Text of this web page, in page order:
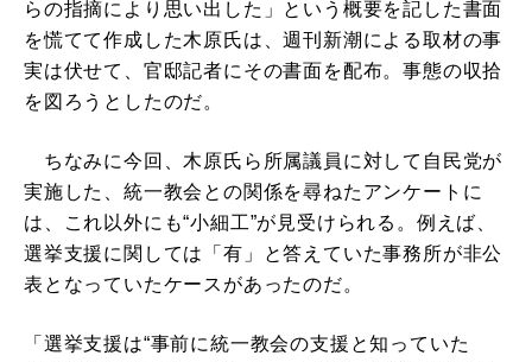
らの指摘により思い出した」という概要を記した書面
を慌てて作成した木原氏は、週刊新潮による取材の事
実は伏せて、官邸記者にその書面を配布。事態の収拾
を図ろうとしたのだ。
ちなみに今回、木原氏ら所属議員に対して自民党が
実施した、統一教会との関係を尋ねたアンケートに
は、これ以外にも“小細工”が見受けられる。例えば、
選挙支援に関しては「有」と答えていた事務所が非公
表となっていたケースがあったのだ。
「選挙支援は“事前に統一教会の支援と知っていた